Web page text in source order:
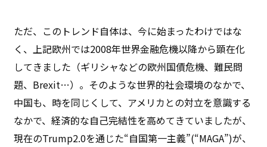
ただ、このトレンド自体は、今に始まったわけではな
く、上記欧州では2008年世界金融危機以降から顕在化
してきました（ギリシャなどの欧州国債危機、難民問
題、Brexit…）。そのような世界的社会環境のなかで、
中国も、時を同じくして、アメリカとの対立を意識する
なかで、経済的な自己完結性を高めてきていましたが、
現在のTrump2.0を通じた“自国第一主義”(“MAGA”)が、